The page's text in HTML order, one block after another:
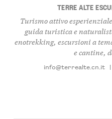
TERRE ALTE
Turismo attivo
guida turistica e
enotrekking, escursioni a
e cantine,
info@terrealte.cn.it |